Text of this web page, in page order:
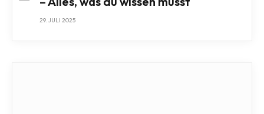
29. JULI 2025